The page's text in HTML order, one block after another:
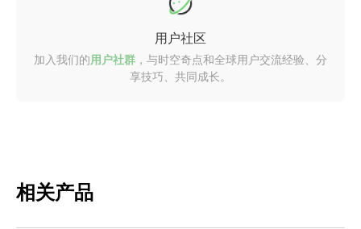
用户社区
加入我们的用户社群 ，与时空奇点和全球用户交流经验、分
享技巧、共同成长。
相关产品